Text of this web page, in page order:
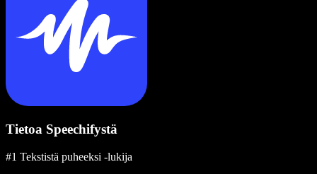
Tietoa Speechifystä
#1 Tekstistä puheeksi -lukija